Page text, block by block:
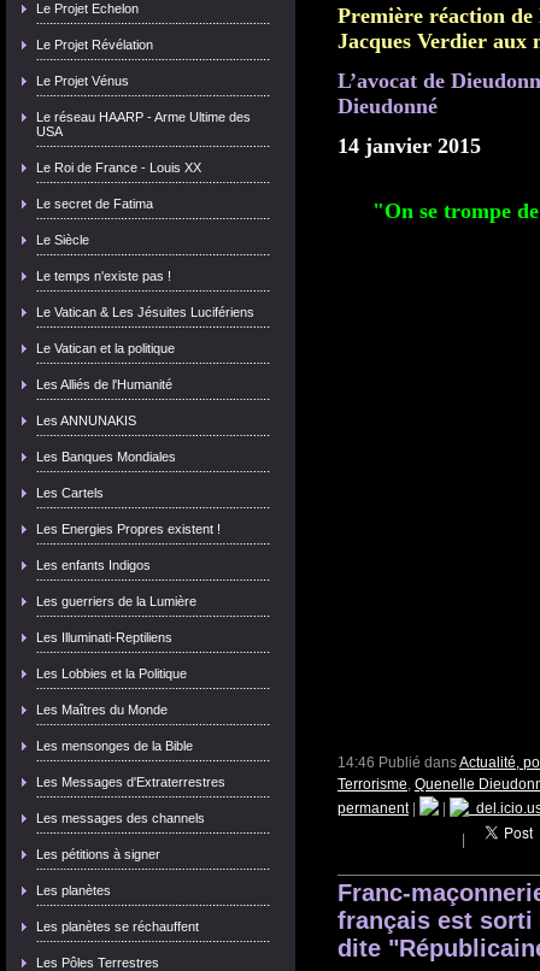
Le Projet Echelon
Le Projet Révélation
Le Projet Vénus
Le réseau HAARP - Arme Ultime des
USA
Le Roi de France - Louis XX
Le secret de Fatima
Le Siècle
Le temps n'existe pas !
Le Vatican & Les Jésuites Lucifériens
Le Vatican et la politique
Les Alliés de l'Humanité
Les ANNUNAKIS
Les Banques Mondiales
Les Cartels
Les Energies Propres existent !
Les enfants Indigos
Les guerriers de la Lumière
Les Illuminati-Reptiliens
Les Lobbies et la Politique
Les Maîtres du Monde
Les mensonges de la Bible
Les Messages d'Extraterrestres
Les messages des channels
Les pétitions à signer
Les planètes
Les planètes se réchauffent
Les Pôles Terrestres
Première réaction de
Jacques Verdier aux
L’avocat de
Dieudonné
14 janvier 2015
"On se trompe
14:46 Publié dansActualité,
Terrorisme, Quenelle
permanent|
Franc-
français est sorti
dite